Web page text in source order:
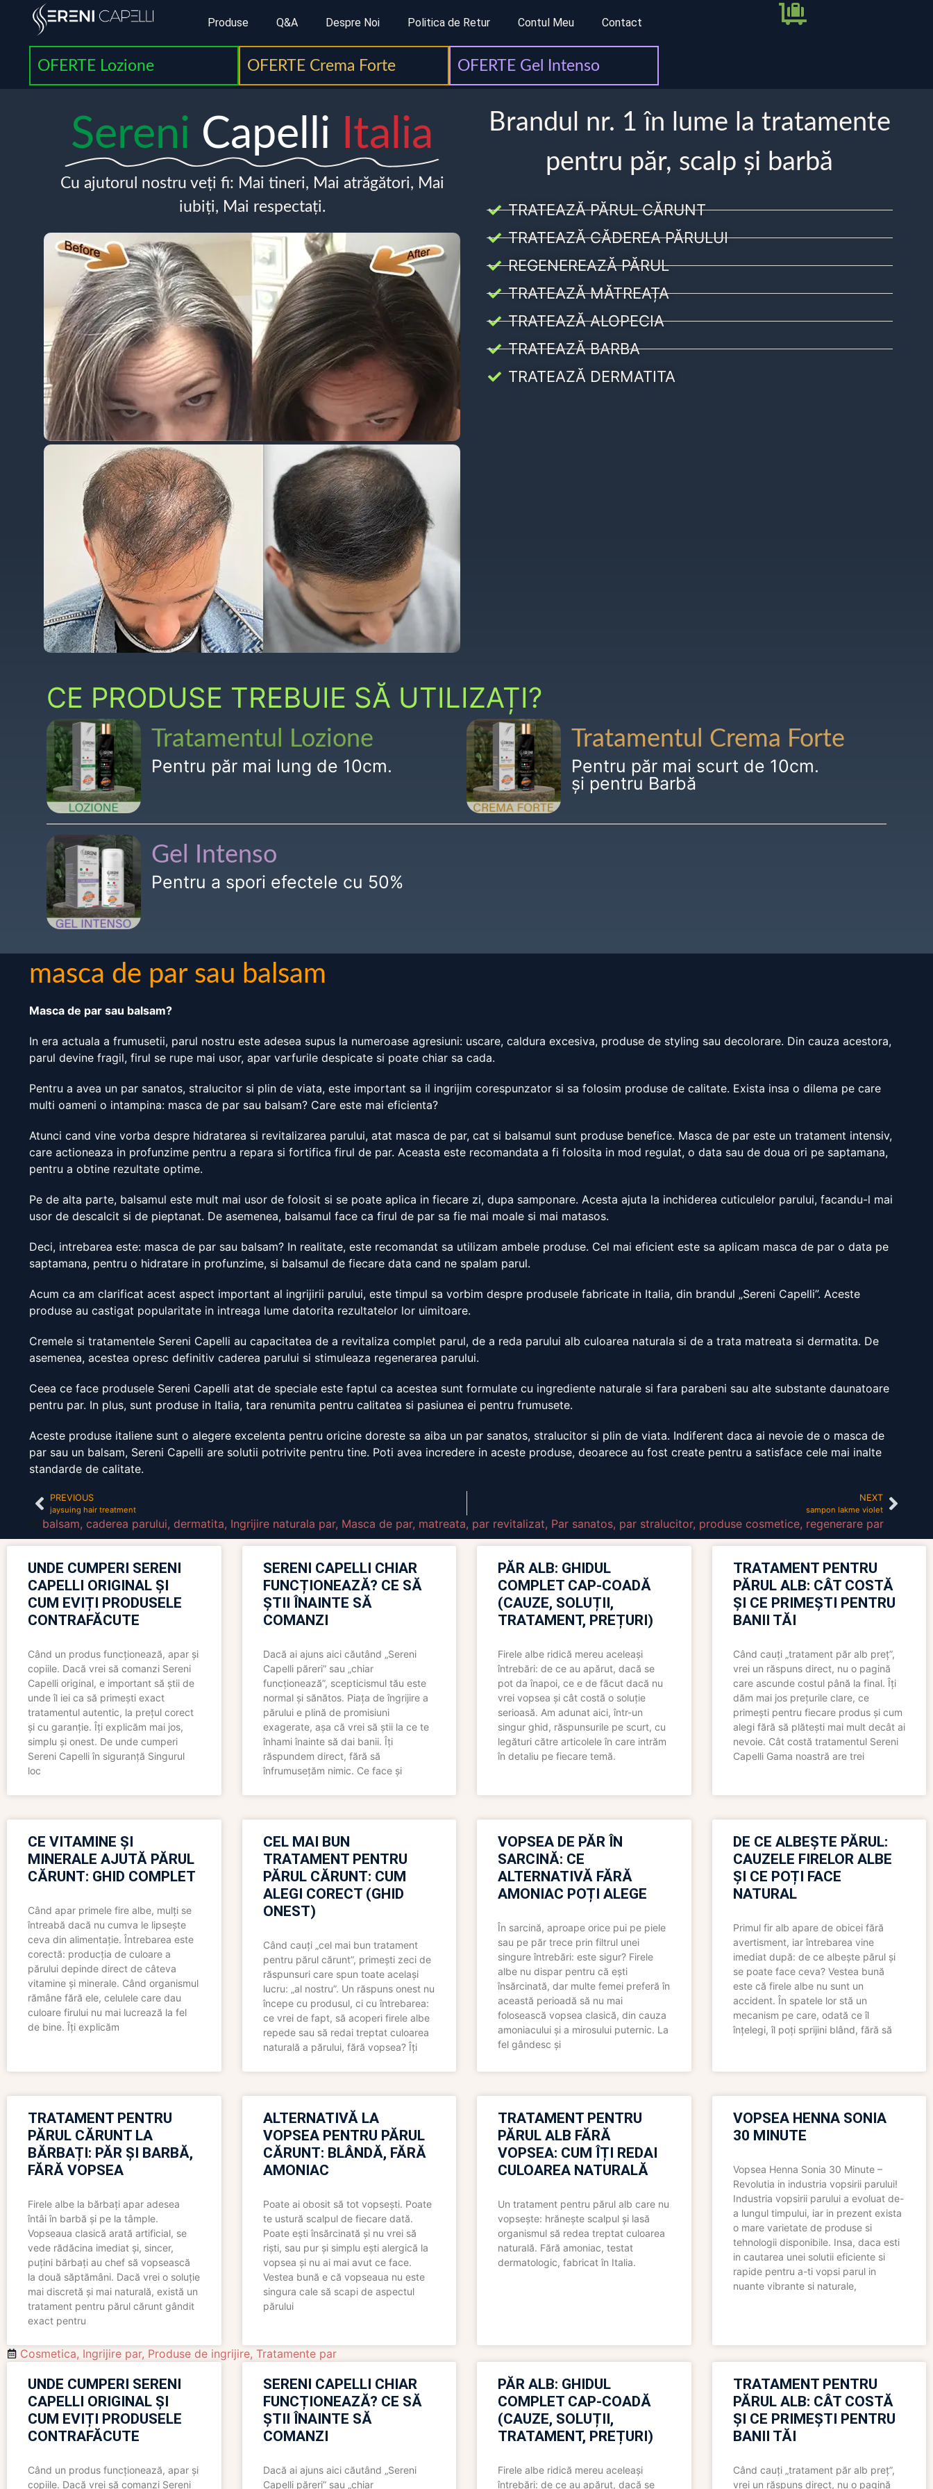
Produse Q&A Despre Noi Politica de Retur Contul Meu Contact
OFERTE Lozione OFERTE Crema Forte OFERTE Gel Intenso
Sereni Capelli Italia
Cu ajutorul nostru veți fi: Mai tineri, Mai atrăgători, Mai
iubiți, Mai respectați.
Brandul nr. 1 în lume la tratamente
pentru păr, scalp și barbă
TRATEAZĂ PĂRUL CĂRUNT
TRATEAZĂ CĂDEREA PĂRULUI
REGENEREAZĂ PĂRUL
TRATEAZĂ MĂTREAȚA
TRATEAZĂ ALOPECIA
TRATEAZĂ BARBA
TRATEAZĂ DERMATITA
CE PRODUSE TREBUIE SĂ UTILIZAȚI?
Tratamentul Lozione
Pentru păr mai lung de 10cm.
Tratamentul Crema Forte
Pentru păr mai scurt de 10cm.
și pentru Barbă
Gel Intenso
Pentru a spori efectele cu 50%
masca de par sau balsam
Masca de par sau balsam?
In era actuala a frumusetii, parul nostru este adesea supus la numeroase agresiuni: uscare, caldura excesiva, produse de styling sau decolorare. Din cauza acestora,
parul devine fragil, firul se rupe mai usor, apar varfurile despicate si poate chiar sa cada.
Pentru a avea un par sanatos, stralucitor si plin de viata, este important sa il ingrijim corespunzator si sa folosim produse de calitate. Exista insa o dilema pe care
multi oameni o intampina: masca de par sau balsam? Care este mai eficienta?
Atunci cand vine vorba despre hidratarea si revitalizarea parului, atat masca de par, cat si balsamul sunt produse benefice. Masca de par este un tratament intensiv,
care actioneaza in profunzime pentru a repara si fortifica firul de par. Aceasta este recomandata a fi folosita in mod regulat, o data sau de doua ori pe saptamana,
pentru a obtine rezultate optime.
Pe de alta parte, balsamul este mult mai usor de folosit si se poate aplica in fiecare zi, dupa samponare. Acesta ajuta la inchiderea cuticulelor parului, facandu-l mai
usor de descalcit si de pieptanat. De asemenea, balsamul face ca firul de par sa fie mai moale si mai matasos.
Deci, intrebarea este: masca de par sau balsam? In realitate, este recomandat sa utilizam ambele produse. Cel mai eficient este sa aplicam masca de par o data pe
saptamana, pentru o hidratare in profunzime, si balsamul de fiecare data cand ne spalam parul.
Acum ca am clarificat acest aspect important al ingrijirii parului, este timpul sa vorbim despre produsele fabricate in Italia, din brandul „Sereni Capelli”. Aceste
produse au castigat popularitate in intreaga lume datorita rezultatelor lor uimitoare.
Cremele si tratamentele Sereni Capelli au capacitatea de a revitaliza complet parul, de a reda parului alb culoarea naturala si de a trata matreata si dermatita. De
asemenea, acestea opresc definitiv caderea parului si stimuleaza regenerarea parului.
Ceea ce face produsele Sereni Capelli atat de speciale este faptul ca acestea sunt formulate cu ingrediente naturale si fara parabeni sau alte substante daunatoare
pentru par. In plus, sunt produse in Italia, tara renumita pentru calitatea si pasiunea ei pentru frumusete.
Aceste produse italiene sunt o alegere excelenta pentru oricine doreste sa aiba un par sanatos, stralucitor si plin de viata. Indiferent daca ai nevoie de o masca de
par sau un balsam, Sereni Capelli are solutii potrivite pentru tine. Poti avea incredere in aceste produse, deoarece au fost create pentru a satisface cele mai inalte
standarde de calitate.
PREVIOUS
jaysuing hair treatment
NEXT
sampon lakme violet
balsam, caderea parului, dermatita, Ingrijire naturala par, Masca de par, matreata, par revitalizat, Par sanatos, par stralucitor, produse cosmetice, regenerare par
UNDE CUMPERI SERENI
CAPELLI ORIGINAL ȘI
CUM EVIȚI PRODUSELE
CONTRAFĂCUTE
Când un produs funcționează, apar și
copiile. Dacă vrei să comanzi Sereni
Capelli original, e important să știi de
unde îl iei ca să primești exact
tratamentul autentic, la prețul corect
și cu garanție. Îți explicăm mai jos,
simplu și onest. De unde cumperi
Sereni Capelli în siguranță Singurul
loc
SERENI CAPELLI CHIAR
FUNCȚIONEAZĂ? CE SĂ
ȘTII ÎNAINTE SĂ
COMANZI
Dacă ai ajuns aici căutând „Sereni
Capelli păreri” sau „chiar
funcționează”, scepticismul tău este
normal și sănătos. Piața de îngrijire a
părului e plină de promisiuni
exagerate, așa că vrei să știi la ce te
înhami înainte să dai banii. Îți
răspundem direct, fără să
înfrumusețăm nimic. Ce face și
PĂR ALB: GHIDUL
COMPLET CAP-COADĂ
(CAUZE, SOLUȚII,
TRATAMENT, PREȚURI)
Firele albe ridică mereu aceleași
întrebări: de ce au apărut, dacă se
pot da înapoi, ce e de făcut dacă nu
vrei vopsea și cât costă o soluție
serioasă. Am adunat aici, într-un
singur ghid, răspunsurile pe scurt, cu
legături către articolele în care intrăm
în detaliu pe fiecare temă.
TRATAMENT PENTRU
PĂRUL ALB: CÂT COSTĂ
ȘI CE PRIMEȘTI PENTRU
BANII TĂI
Când cauți „tratament păr alb preț”,
vrei un răspuns direct, nu o pagină
care ascunde costul până la final. Îți
dăm mai jos prețurile clare, ce
primești pentru fiecare produs și cum
alegi fără să plătești mai mult decât ai
nevoie. Cât costă tratamentul Sereni
Capelli Gama noastră are trei
CE VITAMINE ȘI
MINERALE AJUTĂ PĂRUL
CĂRUNT: GHID COMPLET
Când apar primele fire albe, mulți se
întreabă dacă nu cumva le lipsește
ceva din alimentație. Întrebarea este
corectă: producția de culoare a
părului depinde direct de câteva
vitamine și minerale. Când organismul
rămâne fără ele, celulele care dau
culoare firului nu mai lucrează la fel
de bine. Îți explicăm
CEL MAI BUN
TRATAMENT PENTRU
PĂRUL CĂRUNT: CUM
ALEGI CORECT (GHID
ONEST)
Când cauți „cel mai bun tratament
pentru părul cărunt”, primești zeci de
răspunsuri care spun toate același
lucru: „al nostru”. Un răspuns onest nu
începe cu produsul, ci cu întrebarea:
ce vrei de fapt, să acoperi firele albe
repede sau să redai treptat culoarea
naturală a părului, fără vopsea? Îți
VOPSEA DE PĂR ÎN
SARCINĂ: CE
ALTERNATIVĂ FĂRĂ
AMONIAC POȚI ALEGE
În sarcină, aproape orice pui pe piele
sau pe păr trece prin filtrul unei
singure întrebări: este sigur? Firele
albe nu dispar pentru că ești
însărcinată, dar multe femei preferă în
această perioadă să nu mai
folosească vopsea clasică, din cauza
amoniacului și a mirosului puternic. La
fel gândesc și
DE CE ALBEȘTE PĂRUL:
CAUZELE FIRELOR ALBE
ȘI CE POȚI FACE
NATURAL
Primul fir alb apare de obicei fără
avertisment, iar întrebarea vine
imediat după: de ce albește părul și
se poate face ceva? Vestea bună
este că firele albe nu sunt un
accident. În spatele lor stă un
mecanism pe care, odată ce îl
înțelegi, îl poți sprijini blând, fără să
TRATAMENT PENTRU
PĂRUL CĂRUNT LA
BĂRBAȚI: PĂR ȘI BARBĂ,
FĂRĂ VOPSEA
Firele albe la bărbați apar adesea
întâi în barbă și pe la tâmple.
Vopseaua clasică arată artificial, se
vede rădăcina imediat și, sincer,
puțini bărbați au chef să vopsească
la două săptămâni. Dacă vrei o soluție
mai discretă și mai naturală, există un
tratament pentru părul cărunt gândit
exact pentru
ALTERNATIVĂ LA
VOPSEA PENTRU PĂRUL
CĂRUNT: BLÂNDĂ, FĂRĂ
AMONIAC
Poate ai obosit să tot vopsești. Poate
te ustură scalpul de fiecare dată.
Poate ești însărcinată și nu vrei să
riști, sau pur și simplu ești alergică la
vopsea și nu ai mai avut ce face.
Vestea bună e că vopseaua nu este
singura cale să scapi de aspectul
părului
TRATAMENT PENTRU
PĂRUL ALB FĂRĂ
VOPSEA: CUM ÎȚI REDAI
CULOAREA NATURALĂ
Un tratament pentru părul alb care nu
vopsește: hrănește scalpul și lasă
organismul să redea treptat culoarea
naturală. Fără amoniac, testat
dermatologic, fabricat în Italia.
VOPSEA HENNA SONIA
30 MINUTE
Vopsea Henna Sonia 30 Minute –
Revolutia in industria vopsirii parului!
Industria vopsirii parului a evoluat de-
a lungul timpului, iar in prezent exista
o mare varietate de produse si
tehnologii disponibile. Insa, daca esti
in cautarea unei solutii eficiente si
rapide pentru a-ti vopsi parul in
nuante vibrante si naturale,
Cosmetica, Ingrijire par, Produse de ingrijire, Tratamente par
UNDE CUMPERI SERENI
CAPELLI ORIGINAL ȘI
CUM EVIȚI PRODUSELE
CONTRAFĂCUTE
Când un produs funcționează, apar și
copiile. Dacă vrei să comanzi Sereni
SERENI CAPELLI CHIAR
FUNCȚIONEAZĂ? CE SĂ
ȘTII ÎNAINTE SĂ
COMANZI
Dacă ai ajuns aici căutând „Sereni
Capelli păreri” sau „chiar
PĂR ALB: GHIDUL
COMPLET CAP-COADĂ
(CAUZE, SOLUȚII,
TRATAMENT, PREȚURI)
Firele albe ridică mereu aceleași
întrebări: de ce au apărut, dacă se
TRATAMENT PENTRU
PĂRUL ALB: CÂT COSTĂ
ȘI CE PRIMEȘTI PENTRU
BANII TĂI
Când cauți „tratament păr alb preț”,
vrei un răspuns direct, nu o pagină